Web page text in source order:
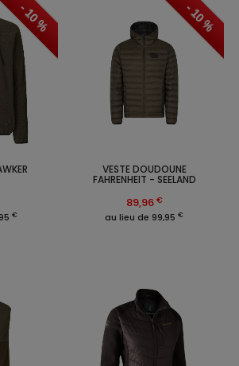
- 10 %
€
- 10 %
VESTE DOUDOUNE
FAHRENHEIT - SEELAND
89,96 €
au lieu de 99,95 €